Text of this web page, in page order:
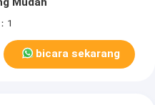
1
bicara sekarang